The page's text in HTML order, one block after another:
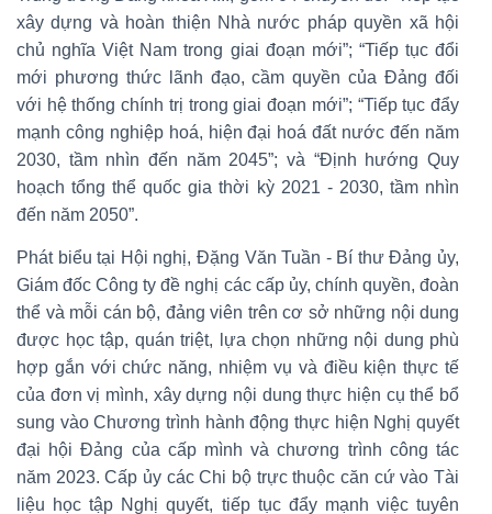
xây dựng và hoàn thiện Nhà nước pháp quyền xã hội
chủ nghĩa Việt Nam trong giai đoạn mới”; “Tiếp tục đổi
mới phương thức lãnh đạo, cầm quyền của Đảng đối
với hệ thống chính trị trong giai đoạn mới”; “Tiếp tục đẩy
mạnh công nghiệp hoá, hiện đại hoá đất nước đến năm
2030, tầm nhìn đến năm 2045”; và “Định hướng Quy
hoạch tổng thể quốc gia thời kỳ 2021 - 2030, tầm nhìn
đến năm 2050”.
Phát biểu tại Hội nghị, Đặng Văn Tuần - Bí thư Đảng ủy,
Giám đốc Công ty đề nghị các cấp ủy, chính quyền, đoàn
thể và mỗi cán bộ, đảng viên trên cơ sở những nội dung
được học tập, quán triệt, lựa chọn những nội dung phù
hợp gắn với chức năng, nhiệm vụ và điều kiện thực tế
của đơn vị mình, xây dựng nội dung thực hiện cụ thể bổ
sung vào Chương trình hành động thực hiện Nghị quyết
đại hội Đảng của cấp mình và chương trình công tác
năm 2023. Cấp ủy các Chi bộ trực thuộc căn cứ vào Tài
liệu học tập Nghị quyết, tiếp tục đẩy mạnh việc tuyên